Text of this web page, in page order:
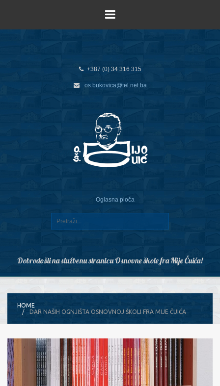
+387 (0) 34 316 315
os.bukovica@tel.net.ba
Oglasna ploča
Dobrodošli na službenu stranicu Osnovne škole fra Mije Čuića!
HOME
DAR NAŠIH OGNJIŠTA OSNOVNOJ ŠKOLI FRA MIJE ČUIĆA